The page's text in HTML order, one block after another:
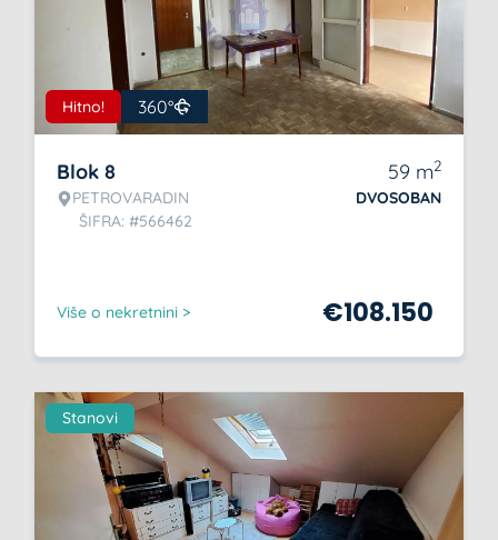
Hitno! 360°
Blok 8
PETROVARADIN
ŠIFRA: #566462
59 m2
DVOSOBAN
Više o nekretnini > €108.150
Stanovi